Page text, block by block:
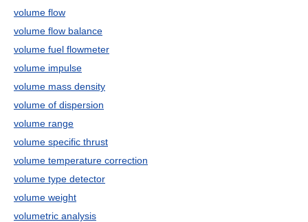
volume flow
volume flow balance
volume fuel flowmeter
volume impulse
volume mass density
volume of dispersion
volume range
volume specific thrust
volume temperature correction
volume type detector
volume weight
volumetric analysis